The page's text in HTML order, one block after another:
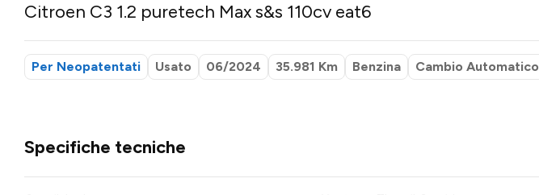
Citroen C3 1.2 puretech Max s&s 110cv eat6
Per Neopatentati Usato 06/2024 35.981 Km Benzina Cambio Automatico
Specifiche tecniche